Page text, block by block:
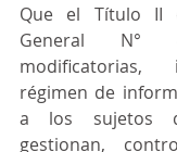
Que el Título II
General
modificatorias,
régimen de
a los sujetos
gestionan,